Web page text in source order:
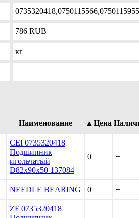
786 RUB
кг
Наименование ▲Цена
CEI 0735320418
Подшипник
игольчатый
D82x90x50 137084
0 +
NEEDLE BEARING 0 +
ZF 0735320418